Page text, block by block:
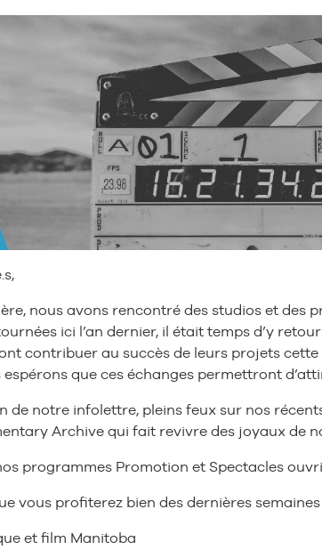
nous avons rencontré des studios et des
ici l’an dernier, il était temps d’y
contribuer au succès de leurs projets
que ces échanges permettront
de notre infolettre, pleins feux sur nos
Archive qui fait revivre des joyaux de
programmes Promotion et Spectacles
vous profiterez bien des dernières
et film Manitoba